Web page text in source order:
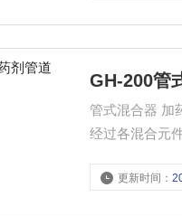
GH-200管
管式混合器 加
经过各混合元
更新时间：